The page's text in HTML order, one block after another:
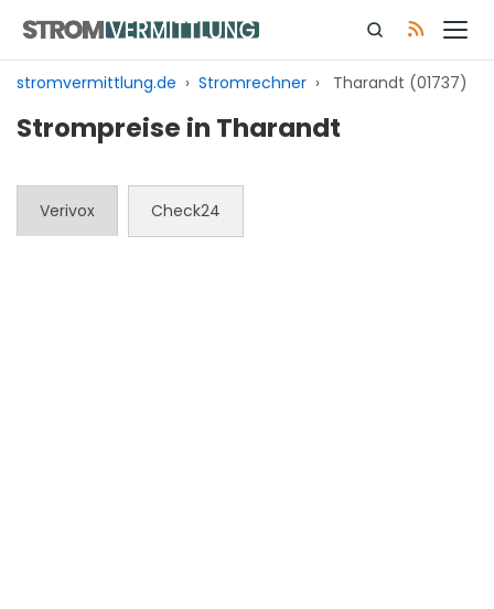
Inhalt
springen
stromvermittlung.de › Stromrechner › Tharandt (01737)
Strompreise in Tharandt
Verivox Check24